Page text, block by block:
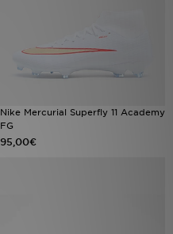
Nike Mercurial Superfly 11 Academy
FG
95,00€